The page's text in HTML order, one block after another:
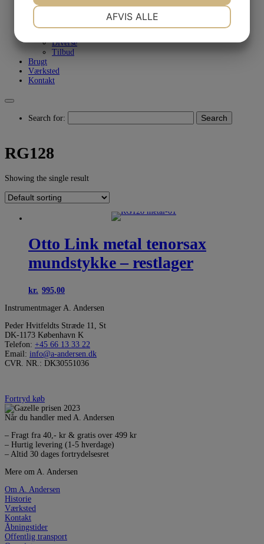
Saxofon
Andet blæs
Diverse
Tilbud
Brugt
Værksted
Kontakt
Search for: Search
RG128
Showing the single result
Otto Link metal tenorsax
mundstykke – restlager
kr. 995,00
Instrumentmager A. Andersen
Peder Hvitfeldts Stræde 11, St
DK-1173 København K
Telefon: +45 66 13 33 22
Email: info@a-andersen.dk
CVR. NR.: DK30551036
Fortryd køb
Når du handler med A. Andersen
– Fragt fra 40,- kr & gratis over 499 kr
– Hurtig levering (1-5 hverdage)
– Altid 30 dages fortrydelsesret
Mere om A. Andersen
Om A. Andersen
Historie
Værksted
Kontakt
Åbningstider
Offentlig transport
MARKETING
AFVIS ALLE